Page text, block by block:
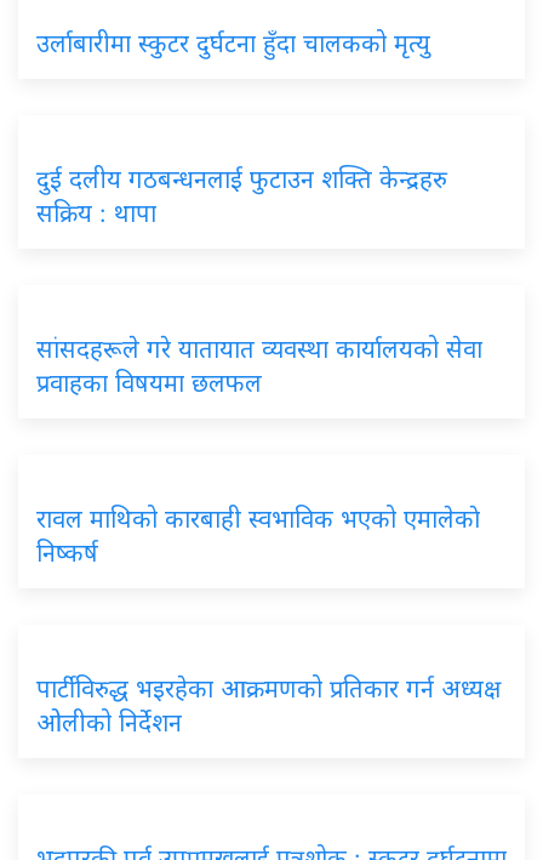
उर्लाबारीमा स्कुटर दुर्घटना हुँदा चालकको मृत्यु
दुई दलीय गठबन्धनलाई फुटाउन शक्ति केन्द्रहरु
सक्रिय : थापा
सांसदहरूले गरे यातायात व्यवस्था कार्यालयको सेवा
प्रवाहका विषयमा छलफल
रावल माथिको कारबाही स्वभाविक भएको एमालेकाे
निष्कर्ष
पार्टीविरुद्ध भइरहेका आक्रमणको प्रतिकार गर्न अध्यक्ष
ओलीको निर्देशन